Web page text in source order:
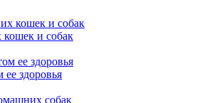
кошек и собак
здоровья